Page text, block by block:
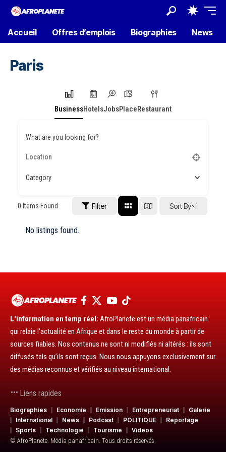
Accueil Offres d’emplois Biographies News
Paris
BusinessHotelsJobsPlaceRestaurant
What are you looking for?
Category
0 Items Found Filter Sort By
No listings found.
L'information en temp réel: AfroPlanete est un média panafricain
qui relaie l’actualité en Afrique et dans le reste du monde à partir de
sources fiables. Nos contenus ne sont ni modifiés ni altérés : ils sont
diffusés tels qu’ils sont reçus. Nous nous appuyons exclusivement sur
des médias reconnus et vérifiés au niveau international.
Liens rapides
Biographies Economie Emission Entrepreneuriat
Galerie
International
News Podcast POLITIQUE
Reportage
Sports
Technologie Tourisme
Vidéos
© AfroPlanete. Média panafricain. Tous droits réservés.